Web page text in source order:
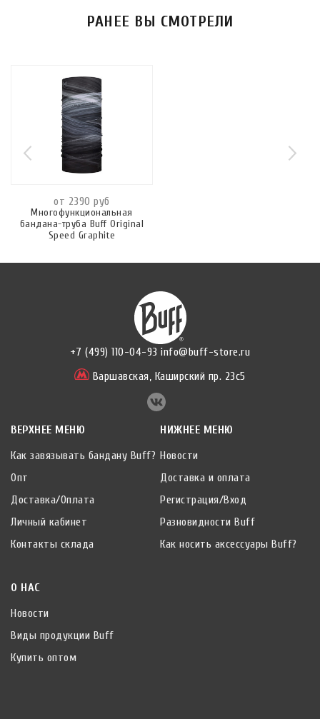
РАНЕЕ ВЫ СМОТРЕЛИ
от 2390 руб
Многофункциональная
бандана-труба Buff Original
Speed Graphite
+7 (499) 110-04-93 info@buff-store.ru
Варшавская, Каширский пр. 23с5
ВЕРХНЕЕ МЕНЮ
Как завязывать бандану Buff?
Опт
Доставка/Оплата
Личный кабинет
Контакты склада
НИЖНЕЕ МЕНЮ
Новости
Доставка и оплата
Регистрация/Вход
Разновидности Buff
Как носить аксессуары Buff?
О НАС
Новости
Виды продукции Buff
Купить оптом